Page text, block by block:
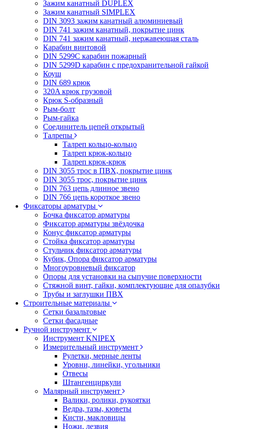
Зажим канатный DUPLEX
Зажим канатный SIMPLEX
DIN 3093 зажим канатный алюминиевый
DIN 741 зажим канатный, покрытие цинк
DIN 741 зажим канатный, нержавеющая сталь
Карабин винтовой
DIN 5299C карабин пожарный
DIN 5299D карабин с предохранительной гайкой
Коуш
DIN 689 крюк
320A крюк грузовой
Крюк S-образный
Рым-болт
Рым-гайка
Соединитель цепей открытый
Талрепы
Талреп кольцо-кольцо
Талреп крюк-кольцо
Талреп крюк-крюк
DIN 3055 трос в ПВХ, покрытие цинк
DIN 3055 трос, покрытие цинк
DIN 763 цепь длинное звено
DIN 766 цепь короткое звено
Фиксаторы арматуры
Бочка фиксатор арматуры
Фиксатор арматуры звёздочка
Конус фиксатор арматуры
Стойка фиксатор арматуры
Стульчик фиксатор арматуры
Кубик, Опора фиксатор арматуры
Многоуровневый фиксатор
Опоры для установки на сыпучие поверхности
Стяжной винт, гайки, комплектующие для опалубки
Трубы и заглушки ПВХ
Строительные материалы
Сетки базальтовые
Сетки фасадные
Ручной инструмент
Инструмент KNIPEX
Измерительный инструмент
Рулетки, мерные ленты
Уровни, линейки, угольники
Отвесы
Штангенциркули
Малярный инструмент
Валики, ролики, рукоятки
Ведра, тазы, кюветы
Кисти, макловицы
Ножи, лезвия